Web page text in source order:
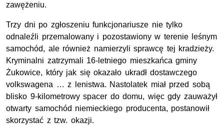
zawężeniu.
Trzy dni po zgłoszeniu funkcjonariusze nie tylko
odnaleźli przemalowany i pozostawiony w terenie leśnym
samochód, ale również namierzyli sprawcę tej kradzieży.
Kryminalni zatrzymali 16-letniego mieszkańca gminy
Żukowice, który jak się okazało ukradł dostawczego
volkswagena … z lenistwa. Nastolatek miał przed sobą
blisko 9-kilometrowy spacer do domu, więc gdy zauważył
otwarty samochód niemieckiego producenta, postanowił
skorzystać ztzw. okazji.